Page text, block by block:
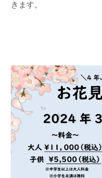
きます。